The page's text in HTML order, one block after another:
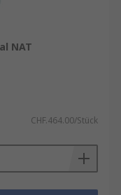
NAT
CHF.464.00/Stück